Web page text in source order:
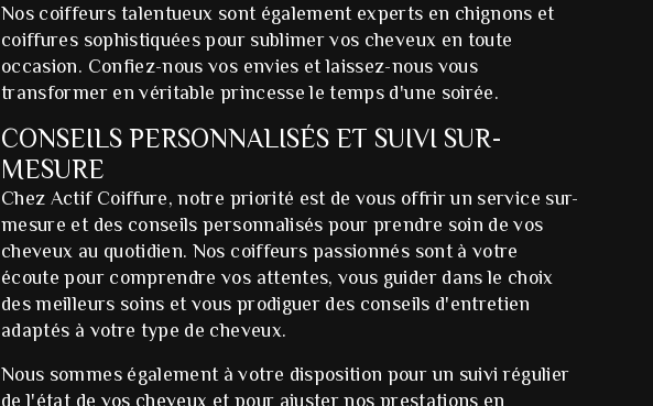
Nos coiffeurs talentueux sont également experts en chignons et
coiffures sophistiquées pour sublimer vos cheveux en toute
occasion. Confiez-nous vos envies et laissez-nous vous
transformer en véritable princesse le temps d'une soirée.
CONSEILS PERSONNALISÉS ET SUIVI SUR-
MESURE
Chez Actif Coiffure, notre priorité est de vous offrir un service sur-
mesure et des conseils personnalisés pour prendre soin de vos
cheveux au quotidien. Nos coiffeurs passionnés sont à votre
écoute pour comprendre vos attentes, vous guider dans le choix
des meilleurs soins et vous prodiguer des conseils d'entretien
adaptés à votre type de cheveux.
Nous sommes également à votre disposition pour un suivi régulier
de l'état de vos cheveux et pour ajuster nos prestations en